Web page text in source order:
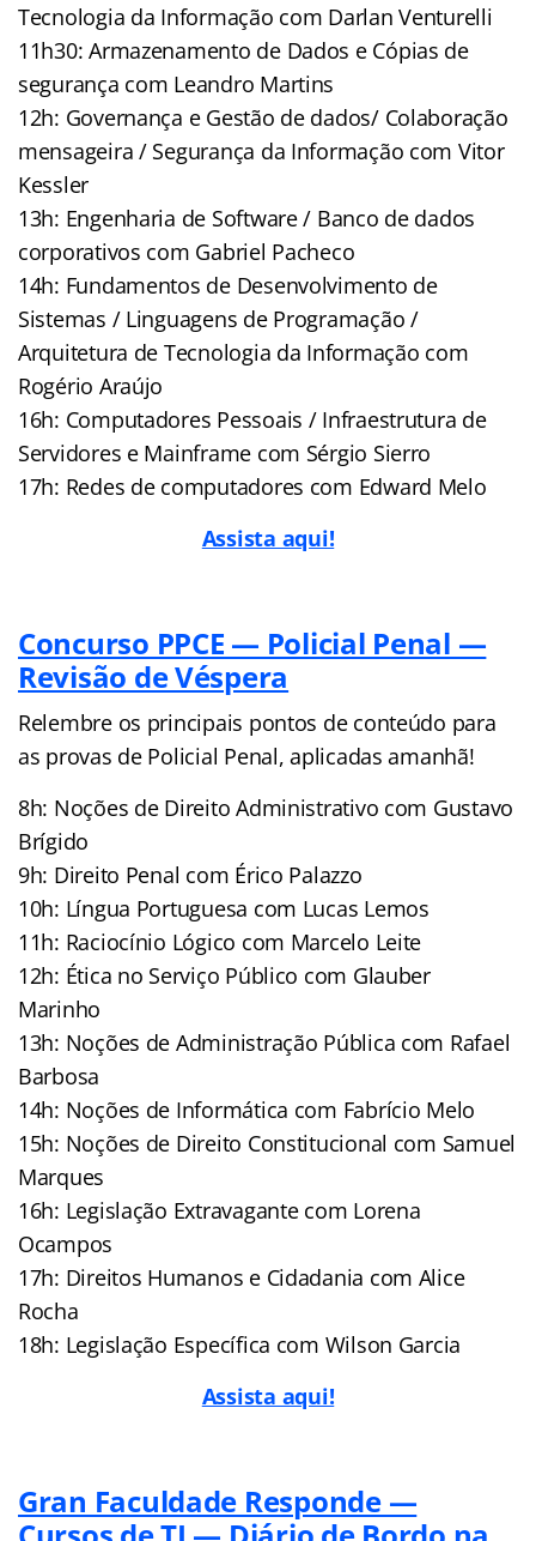
Tecnologia da Informação com Darlan Venturelli
11h30: Armazenamento de Dados e Cópias de
segurança com Leandro Martins
12h: Governança e Gestão de dados/ Colaboração
mensageira / Segurança da Informação com Vitor
Kessler
13h: Engenharia de Software / Banco de dados
corporativos com Gabriel Pacheco
14h: Fundamentos de Desenvolvimento de
Sistemas / Linguagens de Programação /
Arquitetura de Tecnologia da Informação com
Rogério Araújo
16h: Computadores Pessoais / Infraestrutura de
Servidores e Mainframe com Sérgio Sierro
17h: Redes de computadores com Edward Melo
Assista aqui!
Concurso PPCE — Policial Penal —
Revisão de Véspera
Relembre os principais pontos de conteúdo para
as provas de Policial Penal, aplicadas amanhã!
8h: Noções de Direito Administrativo com Gustavo
Brígido
9h: Direito Penal com Érico Palazzo
10h: Língua Portuguesa com Lucas Lemos
11h: Raciocínio Lógico com Marcelo Leite
12h: Ética no Serviço Público com Glauber
Marinho
13h: Noções de Administração Pública com Rafael
Barbosa
14h: Noções de Informática com Fabrício Melo
15h: Noções de Direito Constitucional com Samuel
Marques
16h: Legislação Extravagante com Lorena
Ocampos
17h: Direitos Humanos e Cidadania com Alice
Rocha
18h: Legislação Específica com Wilson Garcia
Assista aqui!
Gran Faculdade Responde —